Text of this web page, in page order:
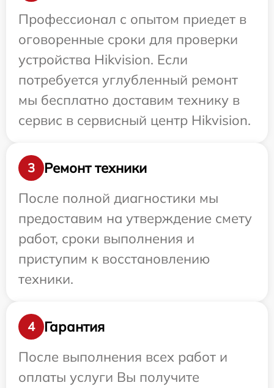
Профессионал с опытом приедет в
оговоренные сроки для проверки
устройства Hikvision. Если
потребуется углубленный ремонт
мы бесплатно доставим технику в
сервис в сервисный центр Hikvision.
3
Ремонт техники
После полной диагностики мы
предоставим на утверждение смету
работ, сроки выполнения и
приступим к восстановлению
техники.
4
Гарантия
После выполнения всех работ и
оплаты услуги Вы получите